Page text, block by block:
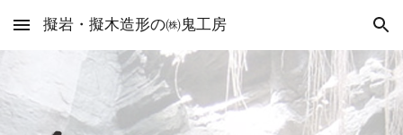
Skip to main content Skip to navigation
擬岩・擬木造形の㈱鬼工房